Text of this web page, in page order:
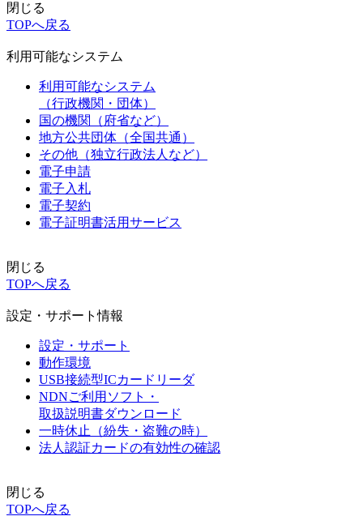
閉じる
TOPへ戻る
利用可能なシステム
利用可能なシステム
（行政機関・団体）
国の機関（府省など）
地方公共団体（全国共通）
その他（独立行政法人など）
電子申請
電子入札
電子契約
電子証明書活用サービス
閉じる
TOPへ戻る
設定・サポート情報
設定・サポート
動作環境
USB接続型ICカードリーダ
NDNご利用ソフト・
取扱説明書ダウンロード
一時休止（紛失・盗難の時）
法人認証カードの有効性の確認
閉じる
TOPへ戻る